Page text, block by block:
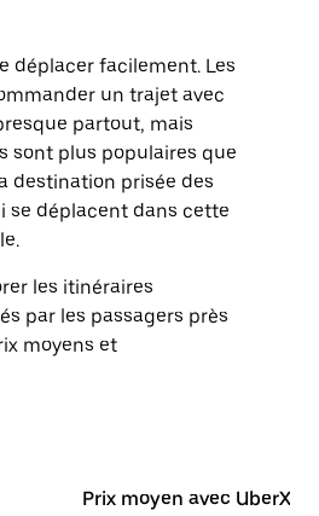
déplacer facilement. Les
un trajet avec
partout, mais
sont plus populaires que
destination prisée des
se déplacent dans cette
les itinéraires
par les passagers près
moyens et
Prix moyen avec UberX*